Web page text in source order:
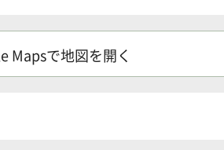
Mapsで地図を開く